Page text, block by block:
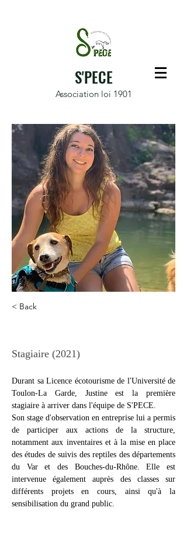
Association loi 1901
S'PECE
< Back
Stagiaire (2021)
Durant sa Licence écotourisme de l'Université de
Toulon-La Garde, Justine est la première
stagiaire à arriver dans l'équipe de S'PECE.
Son stage d'observation en entreprise lui a permis
de participer aux actions de la structure,
notamment aux inventaires et à la mise en place
des études de suivis des reptiles des départements
du Var et des Bouches-du-Rhône. Elle est
intervenue également auprès des classes sur
différents projets en cours, ainsi qu'à la
sensibilisation du grand public.